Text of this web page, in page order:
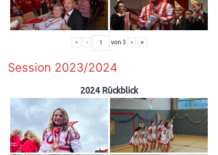
« ‹ von 3 › »
Session 2023/2024
2024 Rückblick